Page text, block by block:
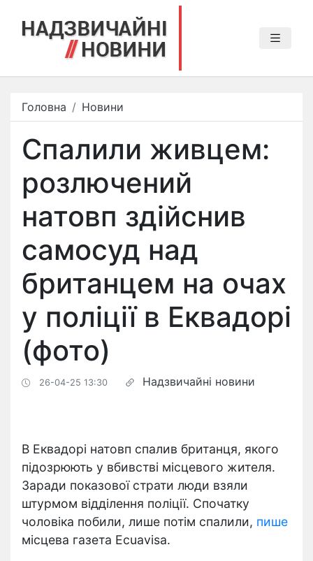
Головна Новини
Спалили живцем:
розлючений
натовп здійснив
самосуд над
британцем на очах
у поліції в Еквадорі
(фото)
26-04-25 13:30 Надзвичайні новини
В Еквадорі натовп спалив британця, якого
підозрюють у вбивстві місцевого жителя.
Заради показової страти люди взяли
штурмом відділення поліції. Спочатку
чоловіка побили, лише потім спалили, пише
місцева газета Ecuavisa.